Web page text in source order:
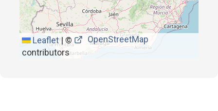
Leaflet |©
OpenStreetMap
contributors